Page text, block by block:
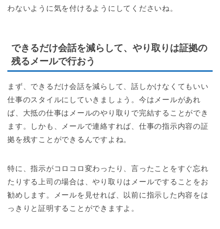
わないように気を付けるようにしてくださいね。
できるだけ会話を減らして、やり取りは証拠の
残るメールで行おう
まず、できるだけ会話を減らして、話しかけなくてもいい
仕事のスタイルにしていきましょう。今はメールがあれ
ば、大抵の仕事はメールのやり取りで完結することができ
ます。しかも、メールで連絡すれば、仕事の指示内容の証
拠を残すことができるんですよね。
特に、指示がコロコロ変わったり、言ったことをすぐ忘れ
たりする上司の場合は、やり取りはメールですることをお
勧めします。メールを見せれば、以前に指示した内容をは
っきりと証明することができますよ。